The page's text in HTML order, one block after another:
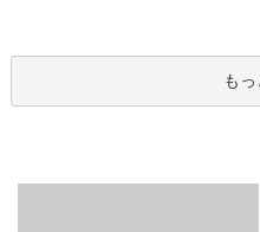
も